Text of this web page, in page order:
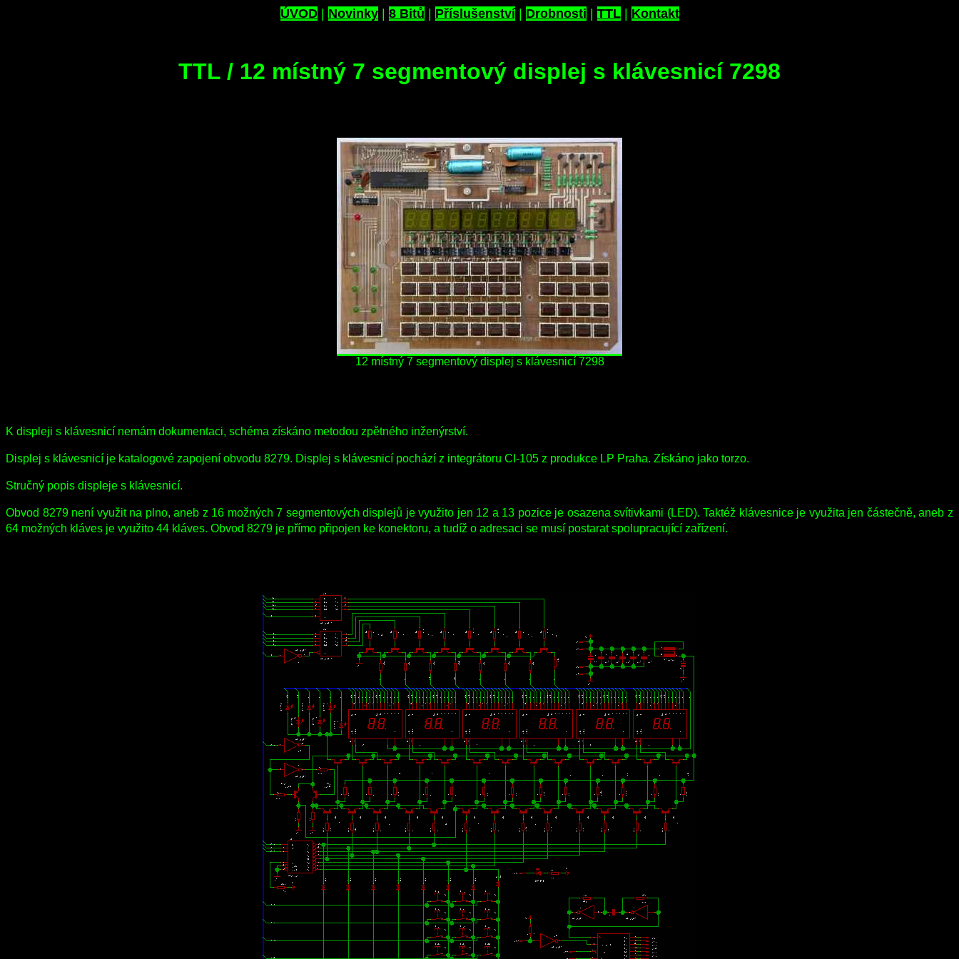
ÚVOD| Novinky| 8 Bitů Příslušenství| Drobnosti TTL| Kontakt
TTL / 12 místný 7 segmentový displej s klávesnicí 7298
12 místný 7 segmentový displej s klávesnicí 7298
K displeji s klávesnicí nemám dokumentaci, schéma získáno metodou zpětného inženýrství.
Displej s klávesnicí je katalogové zapojení obvodu 8279. Displej s klávesnicí pochází z integrátoru CI-105 z produkce LP Praha. Získáno jako torzo.
Stručný popis displeje s klávesnicí.
Obvod 8279 není využit na plno, aneb z 16 možných 7 segmentových displejů je využito jen 12 a 13 pozice je osazena svítivkami (LED). Taktéž klávesnice je využita jen částečně, aneb z
64 možných kláves je využito 44 kláves. Obvod 8279 je přímo připojen ke konektoru, a tudíž o adresaci se musí postarat spolupracující zařízení.